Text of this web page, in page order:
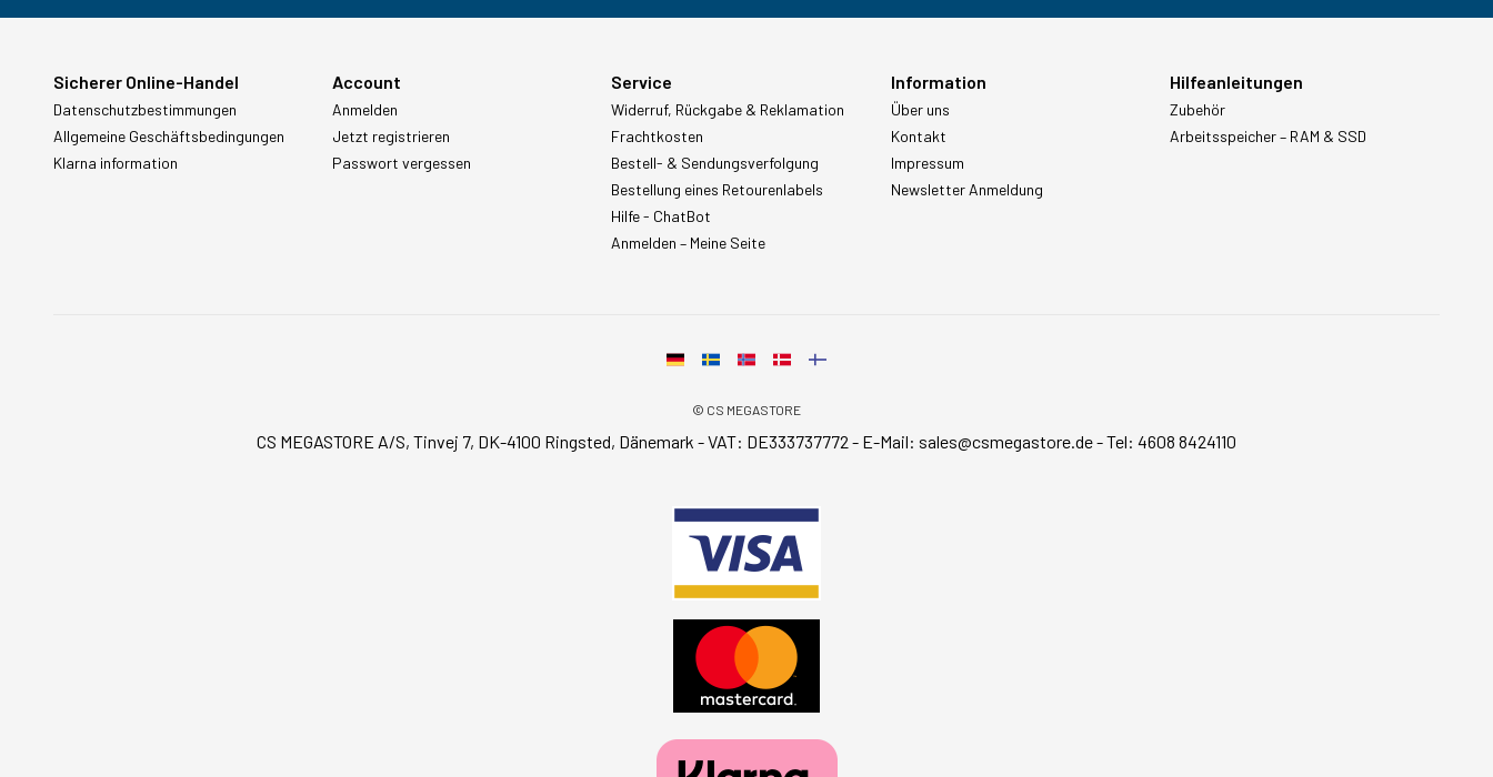
Sicherer Online-Handel
Datenschutzbestimmungen
Allgemeine Geschäftsbedingungen
Klarna information
Account
Anmelden
Jetzt registrieren
Passwort vergessen
Service
Widerruf, Rückgabe & Reklamation
Frachtkosten
Bestell- & Sendungsverfolgung
Bestellung eines Retourenlabels
Hilfe - ChatBot
Anmelden – Meine Seite
Information
Über uns
Kontakt
Impressum
Newsletter Anmeldung
Hilfeanleitungen
Zubehör
Arbeitsspeicher – RAM & SSD
© CS MEGASTORE
CS MEGASTORE A/S, Tinvej 7, DK-4100 Ringsted, Dänemark - VAT: DE333737772 - E-Mail: sales@csmegastore.de-Tel: 4608 8424110